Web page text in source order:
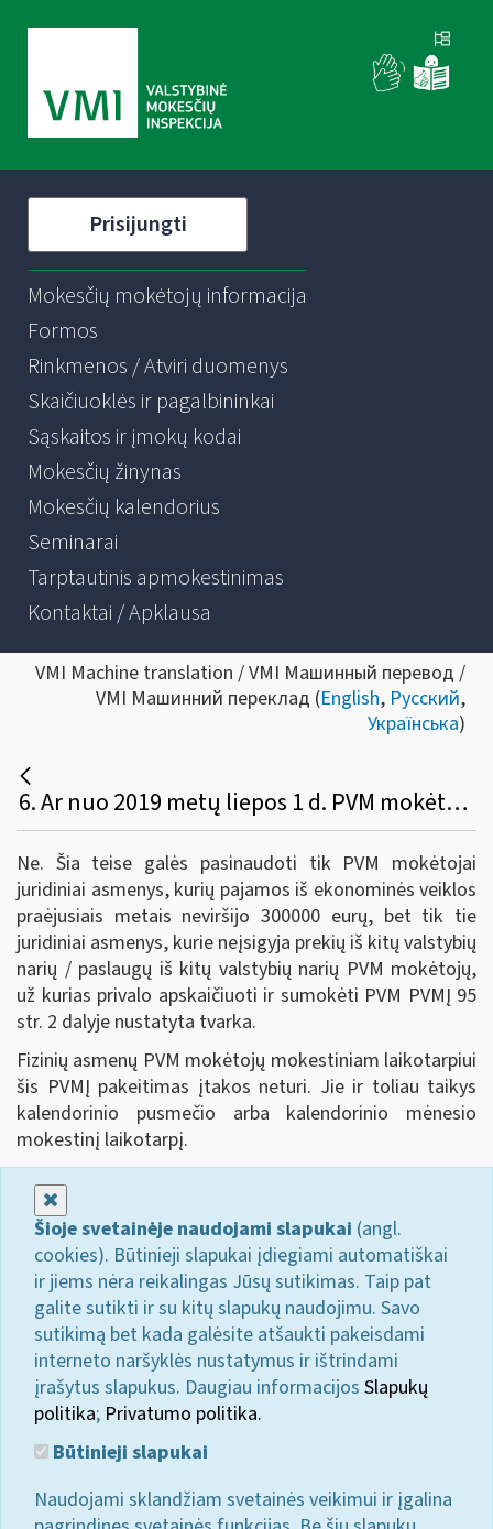
Prisijungti
Mokesčių mokėtojų informacija
Formos
Rinkmenos / Atviri duomenys
Skaičiuoklės ir pagalbininkai
Sąskaitos ir įmokų kodai
Mokesčių žinynas
Mokesčių kalendorius
Seminarai
Tarptautinis apmokestinimas
Kontaktai / Apklausa
VMI Machine translation / VMI Машинный перевод /
VMI Машинний переклад (English, Русский,
Українська)
6. Ar nuo 2019 metų liepos 1 d. PVM mokėtojai fiziniai asmenys turės teisę mokestiniu laikotarpiu laikyti kalendorinį ketvirtį?
Ne. Šia teise galės pasinaudoti tik PVM mokėtojai
juridiniai asmenys, kurių pajamos iš ekonominės veiklos
praėjusiais metais neviršijo 300000 eurų, bet tik tie
juridiniai asmenys, kurie neįsigyja prekių iš kitų valstybių
narių / paslaugų iš kitų valstybių narių PVM mokėtojų,
už kurias privalo apskaičiuoti ir sumokėti PVM PVMĮ 95
str. 2 dalyje nustatyta tvarka.
Fizinių asmenų PVM mokėtojų mokestiniam laikotarpiui
šis PVMĮ pakeitimas įtakos neturi. Jie ir toliau taikys
kalendorinio pusmečio arba kalendorinio mėnesio
mokestinį laikotarpį.
Šioje svetainėje naudojami slapukai (angl.
cookies). Būtinieji slapukai įdiegiami automatiškai
ir jiems nėra reikalingas Jūsų sutikimas. Taip pat
galite sutikti ir su kitų slapukų naudojimu. Savo
sutikimą bet kada galėsite atšaukti pakeisdami
interneto naršyklės nustatymus ir ištrindami
įrašytus slapukus. Daugiau informacijos Slapukų
politika; Privatumo politika.
Būtinieji slapukai
Naudojami sklandžiam svetainės veikimui ir įgalina